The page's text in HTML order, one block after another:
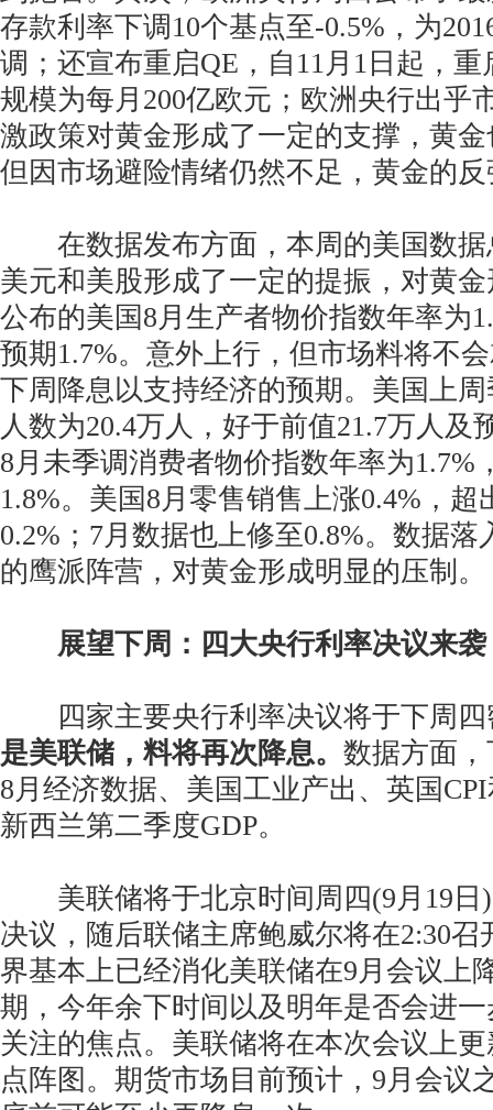
存款利率下调10个基点至-0.5%，为
调；还宣布重启QE，自11月1日起，
规模为每月200亿欧元；欧洲央行出乎
激政策对黄金形成了一定的支撑，黄
但因市场避险情绪仍然不足，黄金的
在数据发布方面，本周的美国数据
美元和美股形成了一定的提振，对黄
公布的美国8月生产者物价指数年率为
预期1.7%。意外上行，但市场料将不
下周降息以支持经济的预期。美国上
人数为20.4万人，好于前值21.7万人及
8月未季调消费者物价指数年率为1.7%
1.8%。美国8月零售销售上涨0.4%，超
0.2%；7月数据也上修至0.8%。数据
的鹰派阵营，对黄金形成明显的压制。
展望下周：四大央行利率决议来
四家主要央行利率决议将于下周四
是美联储，料将再次降息。 数据方面
8月经济数据、美国工业产出、英国
新西兰第二季度GDP。
美联储将于北京时间周四(9月19日)
决议，随后联储主席鲍威尔将在2:30召
界基本上已经消化美联储在9月会议上
期，今年余下时间以及明年是否会进
关注的焦点。美联储将在本次会议上
点阵图。期货市场目前预计，9月会议